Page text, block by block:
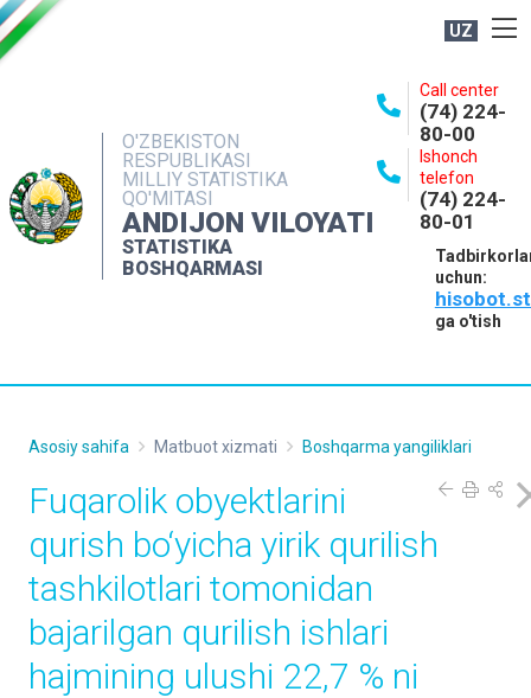
UZ
O'ZBEKISTON
RESPUBLIKASI
MILLIY STATISTIKA
QO'MITASI
ANDIJON VILOYATI
STATISTIKA
BOSHQARMASI
Call center
(74) 224-
80-00
Ishonch
telefon
(74) 224-
80-01
uchun:
ga o'tish
NASHRLAR
INTERAKTIV XIZMATLAR
MATBUOT XIZMATI
MUROJAATLAR
Asosiy sahifa Matbuot xizmati Boshqarma yangiliklari
Fuqarolik obyektlarini
qurish bo‘yicha yirik qurilish
tashkilotlari tomonidan
bajarilgan qurilish ishlari
hajmining ulushi 22,7 % ni